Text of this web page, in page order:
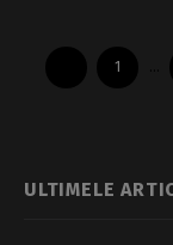
1
ULTIMELE